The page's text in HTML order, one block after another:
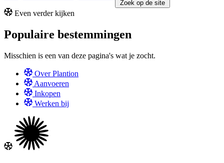
Zoek op de site
Even verder kijken
Populaire bestemmingen
Misschien is een van deze pagina's wat je zocht.
Over Plantion
Aanvoeren
Inkopen
Werken bij